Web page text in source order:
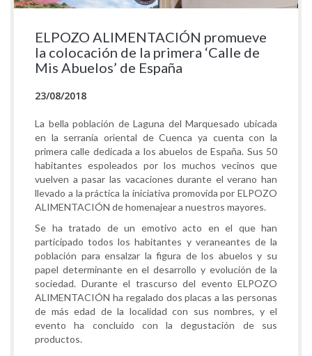
ELPOZO ALIMENTACIÓN promueve
la colocación de la primera ‘Calle de
Mis Abuelos’ de España
23/08/2018
La bella población de Laguna del Marquesado ubicada
en la serranía oriental de Cuenca ya cuenta con la
primera calle dedicada a los abuelos de España. Sus 50
habitantes espoleados por los muchos vecinos que
vuelven a pasar las vacaciones durante el verano han
llevado a la práctica la iniciativa promovida por ELPOZO
ALIMENTACIÓN de homenajear a nuestros mayores.
Se ha tratado de un emotivo acto en el que han
participado todos los habitantes y veraneantes de la
población para ensalzar la figura de los abuelos y su
papel determinante en el desarrollo y evolución de la
sociedad. Durante el trascurso del evento ELPOZO
ALIMENTACIÓN ha regalado dos placas a las personas
de más edad de la localidad con sus nombres, y el
evento ha concluido con la degustación de sus
productos.